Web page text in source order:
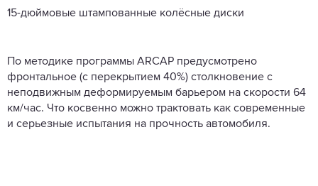
15-дюймовые штампованные колёсные диски
По методике программы ARCAP предусмотрено
фронтальное (с перекрытием 40%) столкновение с
неподвижным деформируемым барьером на скорости 64
км/час. Что косвенно можно трактовать как современные
и серьезные испытания на прочность автомобиля.